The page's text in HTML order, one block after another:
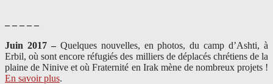
– – – – –
Juin 2017 – Quelques nouvelles, en photos, du camp d’Ashti, à
Erbil, où sont encore réfugiés des milliers de déplacés chrétiens de la
plaine de Ninive et où Fraternité en Irak mène de nombreux projets !
En savoir plus.